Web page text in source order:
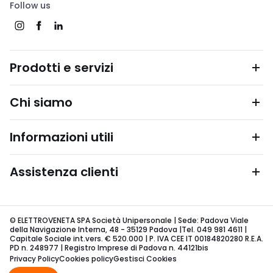
Follow us
Prodotti e servizi
Chi siamo
Informazioni utili
Assistenza clienti
© ELETTROVENETA SPA Società Unipersonale | Sede: Padova Viale
della Navigazione Interna, 48 - 35129 Padova |Tel. 049 981 4611 |
Capitale Sociale int.vers. € 520.000 | P. IVA CEE IT 00184820280 R.E.A.
PD n. 248977 | Registro Imprese di Padova n. 44121bis
Privacy PolicyCookies policyGestisci Cookies